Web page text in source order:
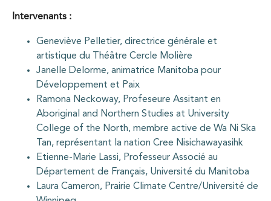
Intervenants :
Geneviève Pelletier, directrice générale et
artistique du Théâtre Cercle Molière
Janelle Delorme, animatrice Manitoba pour
Développement et Paix
Ramona Neckoway, Profeseure Assitant en
Aboriginal and Northern Studies at University
College of the North, membre active de Wa Ni Ska
Tan, représentant la nation Cree Nisichawayasihk
Etienne-Marie Lassi, Professeur Associé au
Département de Français, Université du Manitoba
Laura Cameron, Prairie Climate Centre/Université de